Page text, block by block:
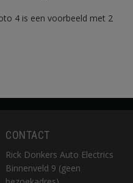
4 is een voorbeeld met 2
CONTACT
Rick Donkers Auto Electrics
Binnenveld 9 (geen